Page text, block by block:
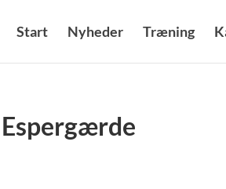
Start Nyheder Træning